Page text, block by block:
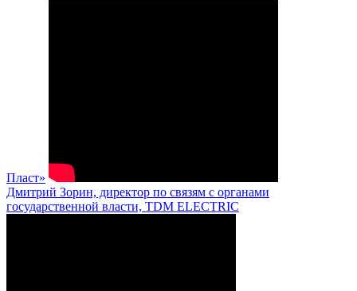
Пласт»
Дмитрий Зорин, директор по связям с органами
государственной власти, TDM ELECTRIC